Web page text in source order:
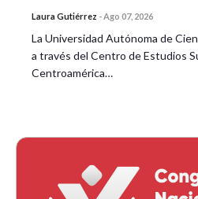
Laura Gutiérrez -Ago 07, 2026
La Universidad Autónoma de
a través del Centro de Estudios
Centroamérica…